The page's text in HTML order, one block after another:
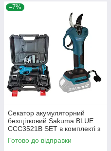
–7%
Секатор акумуляторний
безщітковий Sakuma BLUE
CCC3521B SET в комплекті з
АКБ 21 В/2 Ач
Готово до відправки